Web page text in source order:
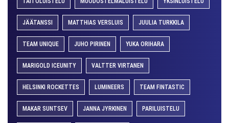
JÄÄTANSSI MATTHIAS VERSLUIS JUULIA TURKKILA
TEAM UNIQUE JUHO PIRINEN YUKA ORIHARA
MARIGOLD ICEUNITY VALTTER VIRTANEN
HELSINKI ROCKETTES LUMINEERS TEAM FINTASTIC
MAKAR SUNTSEV JANNA JYRKINEN PARILUISTELU